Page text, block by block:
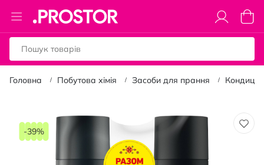
Toggle
Nav
Кошик
Головна Побутова хімія Засоби для прання
кінця
-39%